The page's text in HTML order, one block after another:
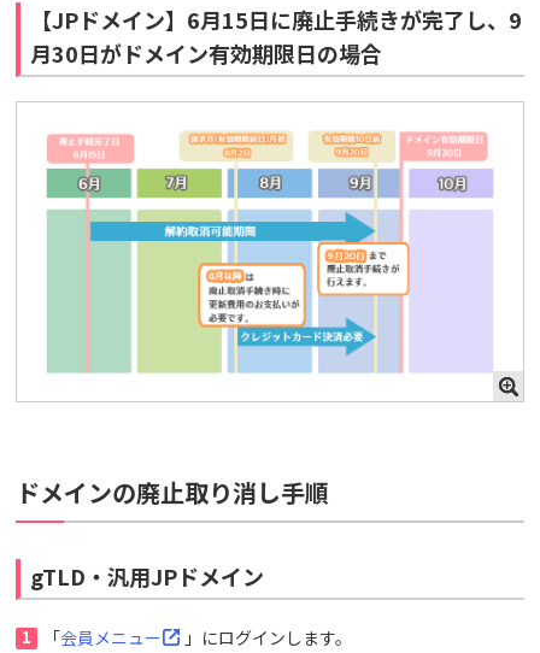
【JPドメイン】6月15日に廃止手続きが完了し、9
月30日がドメイン有効期限日の場合
ドメインの廃止取り消し手順
gTLD・汎用JPドメイン
1 「会員メニュー 」にログインします。